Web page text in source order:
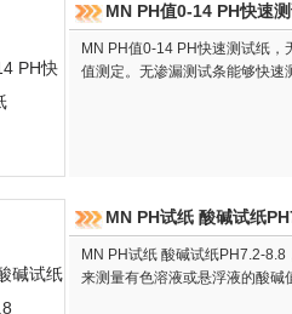
MN PH值0-14 PH快速
MN PH值0-14 PH快速测试纸，
值测定。无渗漏测试条能够快速
MN PH试纸 酸碱试纸
MN PH试纸 酸碱试纸PH7.2-
来测量有色溶液或悬浮液的酸